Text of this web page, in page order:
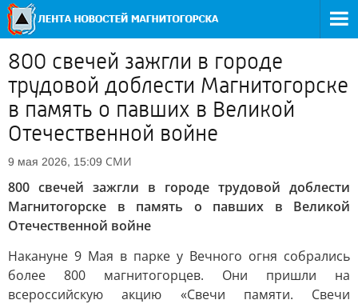
800 свечей зажгли в городе
трудовой доблести Магнитогорске
в память о павших в Великой
Отечественной войне
9 мая 2026, 15:09 СМИ
800 свечей зажгли в городе трудовой доблести
Магнитогорске в память о павших в Великой
Отечественной войне
Накануне 9 Мая в парке у Вечного огня собрались
более 800 магнитогорцев. Они пришли на
всероссийскую акцию «Свечи памяти. Свечи